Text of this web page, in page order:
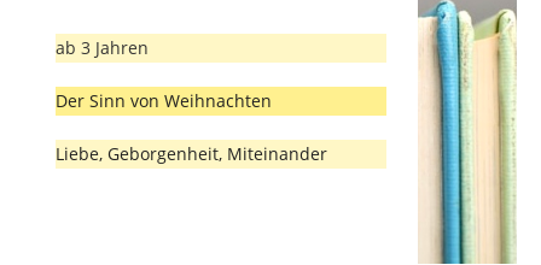
ab 3 Jahren
Der Sinn von Weihnachten
Liebe, Geborgenheit, Miteinander